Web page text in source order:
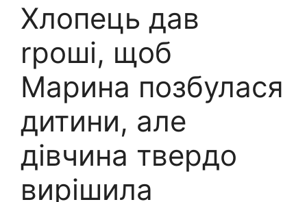
Хлопець дав
rроші, щоб
Марина позбулася
дитини, але
дівчина твердо
вирішила